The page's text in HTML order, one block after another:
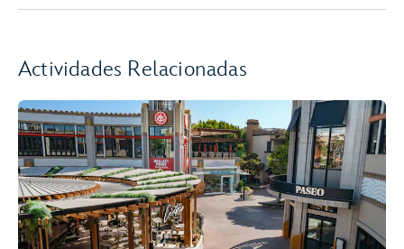
Actividades Relacionadas